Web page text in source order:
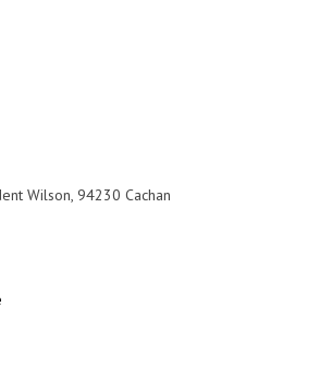
Wilson, 94230 Cachan